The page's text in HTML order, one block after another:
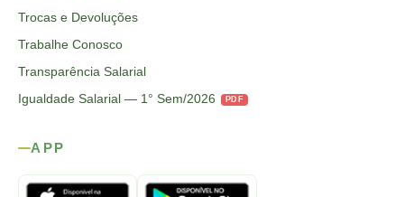
Trocas e Devoluções
Trabalhe Conosco
Transparência Salarial
Igualdade Salarial — 1° Sem/2026
PDF
APP